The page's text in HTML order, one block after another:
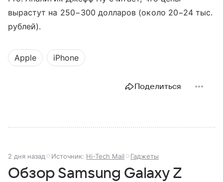
вырастут на 250−300 долларов (около 20−24 тыс.
рублей).
Apple iPhone
Поделиться
2 дня назад Источник: Hi-Tech Mail Гаджеты
Обзор Samsung Galaxy Z